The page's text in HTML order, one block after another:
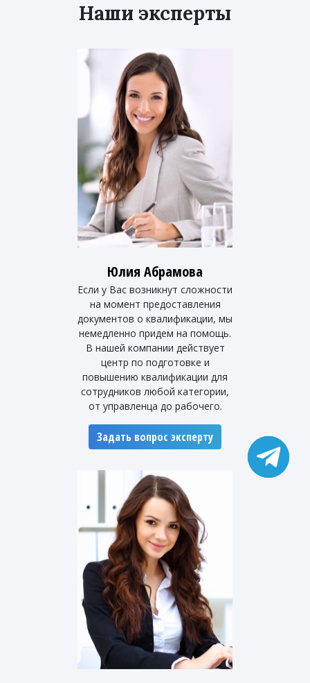
Наши эксперты
Юлия Абрамова
Если у Вас возникнут сложности
на момент предоставления
документов о квалификации, мы
немедленно придем на помощь.
В нашей компании действует
центр по подготовке и
повышению квалификации для
сотрудников любой категории,
от управленца до рабочего.
Задать вопрос эксперту